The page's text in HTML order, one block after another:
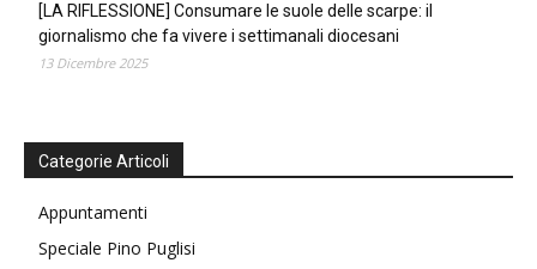
[LA RIFLESSIONE] Consumare le suole delle scarpe: il
giornalismo che fa vivere i settimanali diocesani
13 Dicembre 2025
Categorie Articoli
Appuntamenti
Speciale Pino Puglisi